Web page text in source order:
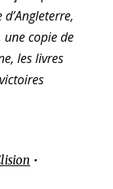
une copie de
les livres
•